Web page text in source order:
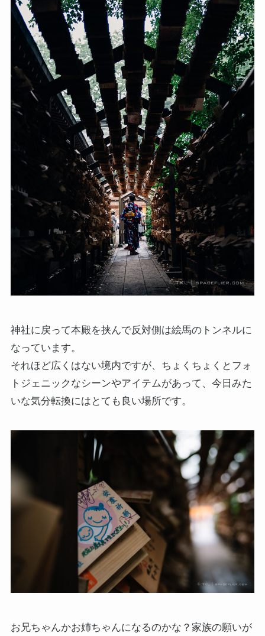
神社に戻って本殿を挟んで反対側は絵馬のトンネルに
なっています。
それほど広くはない境内ですが、ちょくちょくとフォ
トジェニックなシーンやアイテムがあって、今日みた
いな気分転換にはとても良い場所です。
お兄ちゃんかお姉ちゃんになるのかな？家族の願いが